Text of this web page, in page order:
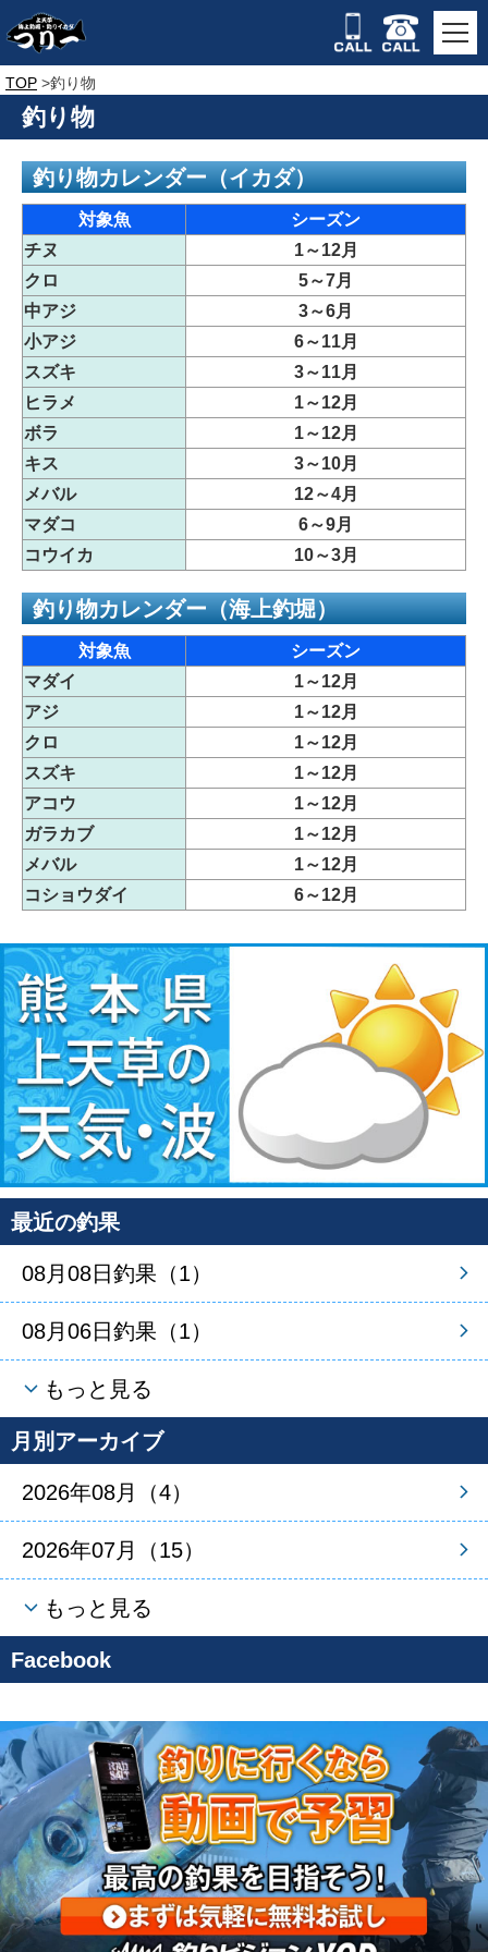
TOP 釣り物
釣り物
釣り物カレンダー（イカダ）
対象魚
シーズン
チヌ
1～12月
クロ
5～7月
中アジ
3～6月
小アジ
6～11月
スズキ
3～11月
ヒラメ
1～12月
ボラ
1～12月
キス
3～10月
メバル
12～4月
マダコ
6～9月
コウイカ
10～3月
釣り物カレンダー（海上釣堀）
対象魚
シーズン
マダイ
1～12月
アジ
1～12月
クロ
1～12月
スズキ
1～12月
アコウ
1～12月
ガラカブ
1～12月
メバル
1～12月
コショウダイ
6～12月
最近の釣果
08月08日釣果（1）
08月06日釣果（1）
もっと見る
月別アーカイブ
2026年08月（4）
2026年07月（15）
もっと見る
Facebook